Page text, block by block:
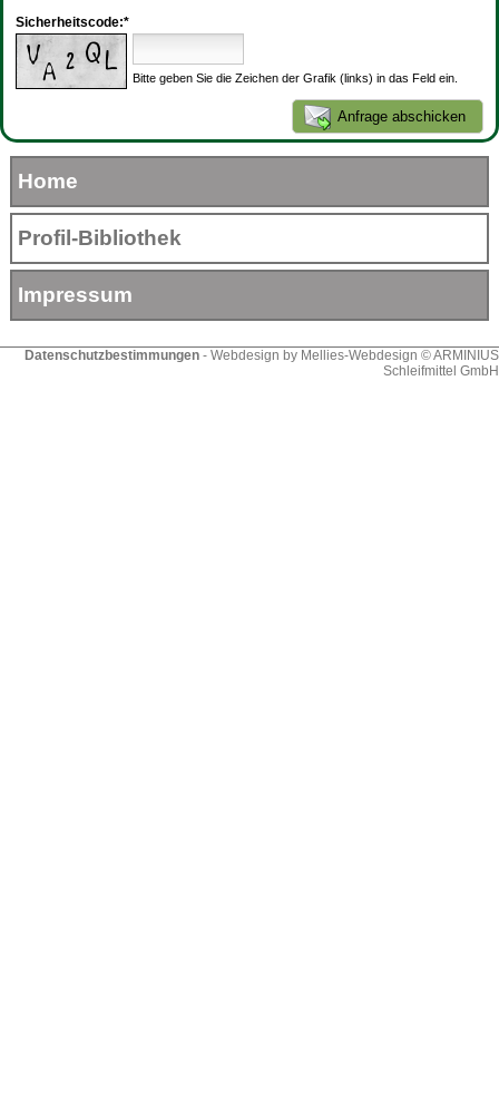
Sicherheitscode:*
Bitte geben Sie die Zeichen der Grafik (links) in das Feld ein.
Home
Profil-Bibliothek
Impressum
Datenschutzbestimmungen - Webdesign by Mellies-Webdesign © ARMINIUS
Schleifmittel GmbH